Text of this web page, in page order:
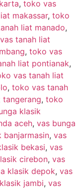
, toko vas
makassar, toko
liat manado,
tanah liat
, toko vas
liat pontianak,
vas tanah liat
, toko vas tanah
, toko
klasik
aceh, vas bunga
banjarmasin, vas
bekasi, vas
cirebon, vas
klasik depok, vas
jambi, vas